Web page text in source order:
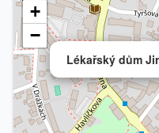
Lékařský dům
+
−